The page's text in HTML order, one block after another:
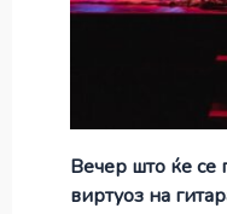
Вечер што ќе се
виртуоз на